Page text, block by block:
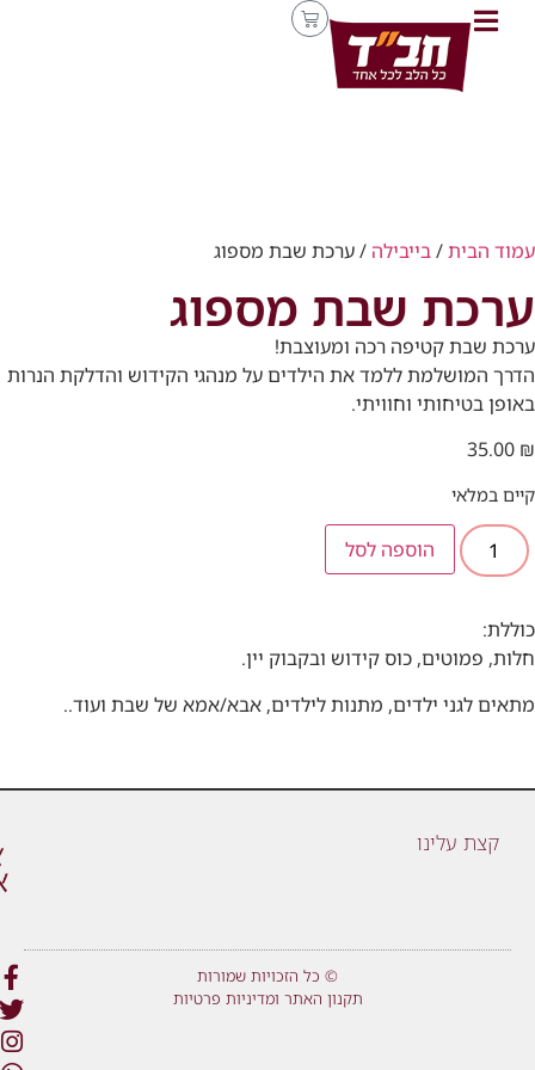
עמוד הבית/בייבילה / ערכת שבת מספוג
ערכת שבת מספוג
ערכת שבת קטיפה רכה ומעוצבת!
הדרך המושלמת ללמד את הילדים על מנהגי הקידוש והדלקת הנרות
באופן בטיחותי וחוויתי.
35.00 ₪
קיים במלאי
הוספה לסל
כוללת:
חלות, פמוטים, כוס קידוש ובקבוק יין.
מתאים לגני ילדים, מתנות לילדים, אבא/אמא של שבת ועוד..
קצת עלינו
© כל הזכויות שמורות
תקנון האתר ומדיניות פרטיות